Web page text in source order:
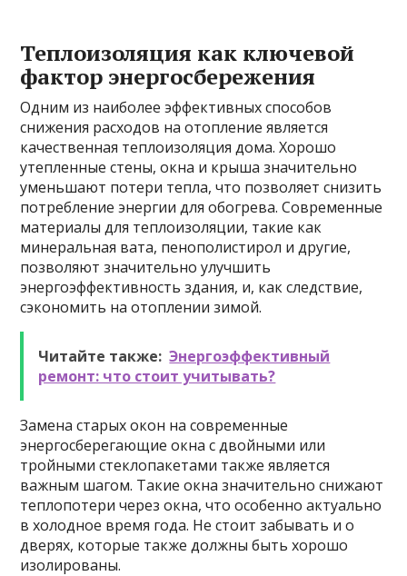
Теплоизоляция как ключевой
фактор энергосбережения
Одним из наиболее эффективных способов
снижения расходов на отопление является
качественная теплоизоляция дома. Хорошо
утепленные стены, окна и крыша значительно
уменьшают потери тепла, что позволяет снизить
потребление энергии для обогрева. Современные
материалы для теплоизоляции, такие как
минеральная вата, пенополистирол и другие,
позволяют значительно улучшить
энергоэффективность здания, и, как следствие,
сэкономить на отоплении зимой.
Читайте также: Энергоэффективный
ремонт: что стоит учитывать?
Замена старых окон на современные
энергосберегающие окна с двойными или
тройными стеклопакетами также является
важным шагом. Такие окна значительно снижают
теплопотери через окна, что особенно актуально
в холодное время года. Не стоит забывать и о
дверях, которые также должны быть хорошо
изолированы.